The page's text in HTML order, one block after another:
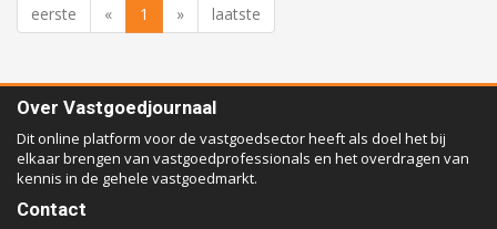
eerste « 1 » laatste
Over Vastgoedjournaal
Dit online platform voor de vastgoedsector heeft als doel het bij
elkaar brengen van vastgoedprofessionals en het overdragen van
kennis in de gehele vastgoedmarkt.
Contact